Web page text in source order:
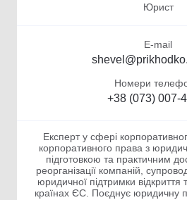
Юрист
E-mail
Номери
+38 (073) 007-
Експерт у сфері
корпоративного права з
підготовкою та практичним
реорганізації компаній,
юридичної підтримки відкриття
країнах ЄС. Поєднує юридичну